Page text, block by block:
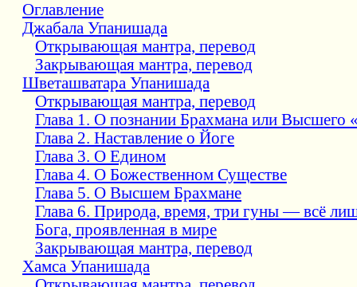
Оглавление
Джабала Упанишада
Открывающая мантра, перевод
Закрывающая мантра, перевод
Шветашватара Упанишада
Открывающая мантра, перевод
Глава 1. О познании Брахмана или Высшего
Глава 2. Наставление о Йоге
Глава 3. О Едином
Глава 4. О Божественном Существе
Глава 5. О Высшем Брахмане
Глава 6. Природа, время, три гуны — всё
Бога, проявленная в мире
Закрывающая мантра, перевод
Хамса Упанишада